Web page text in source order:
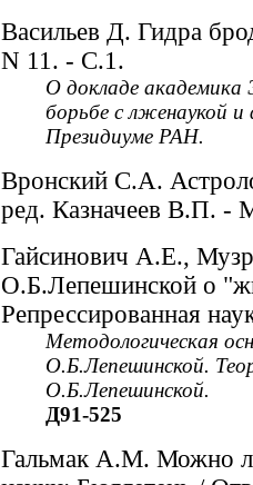
Васильев Д. Гидра
N 11. - С.1.
О докладе академика
борьбе с лженаукой и
Президиуме РАН.
Вронский С.А.
ред. Казначеев В.П. -
Гайсинович А.Е.,
О.Б.Лепешинской о
Репрессированная
Методологическая
О.Б.Лепешинской.
О.Б.Лепешинской.
Д91-525
Гальмак А.М. Можно